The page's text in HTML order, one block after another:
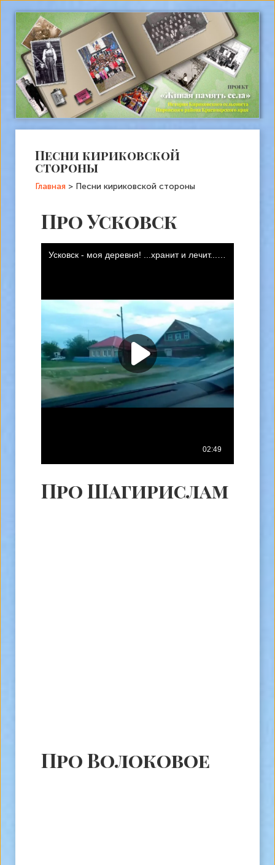
Песни кириковской
стороны
Главная > Песни кириковской стороны
Про Усковск
Про Шагирислам
Про Волоковое